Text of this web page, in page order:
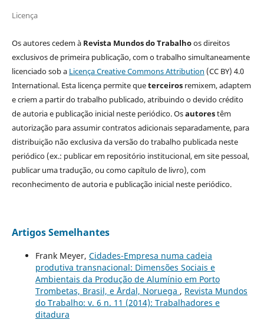
Licença
Os autores cedem à Revista Mundos do Trabalhoos direitos
exclusivos de primeira publicação, com o trabalho simultaneamente
licenciado sob a Licença Creative Commons Attribution (CC BY) 4.0
International. Esta licença permite queterceirosremixem, adaptem
e criem a partir do trabalho publicado, atribuindo o devido crédito
de autoria e publicação inicial neste periódico. Osautorestêm
autorização para assumir contratos adicionais separadamente, para
distribuição não exclusiva da versão do trabalho publicada neste
periódico (ex.: publicar em repositório institucional, em site pessoal,
publicar uma tradução, ou como capítulo de livro), com
reconhecimento de autoria e publicação inicial neste periódico.
Artigos Semelhantes
Frank Meyer, Cidades-Empresa numa cadeia
produtiva transnacional: Dimensões Sociais e
Ambientais da Produção de Alumínio em Porto
Trombetas, Brasil, e Årdal, Noruega , Revista Mundos
do Trabalho: v. 6 n. 11 (2014): Trabalhadores e
ditadura